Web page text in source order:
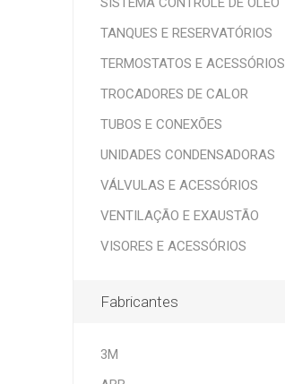
TANQUES E RESERVATÓRIOS
TERMOSTATOS E ACESSÓRIOS
TROCADORES DE CALOR
TUBOS E CONEXÕES
UNIDADES CONDENSADORAS
VÁLVULAS E ACESSÓRIOS
VENTILAÇÃO E EXAUSTÃO
VISORES E ACESSÓRIOS
Fabricantes
3M